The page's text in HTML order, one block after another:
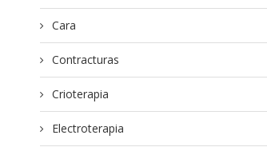
Cara
Contracturas
Crioterapia
Electroterapia